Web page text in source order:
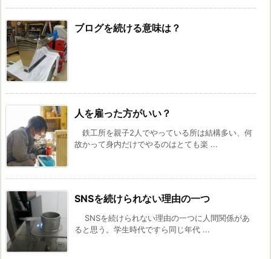
ブログを続ける意味は？
人を雇った方がいい？
鉄工所を親子2人でやっている所は結構多い、何
故かって身内だけでやるのはとても楽 ...
SNSを続けられない理由の一つ
SNSを続けられない理由の一つに人間関係があ
ると思う。学生時代ですら同じ年代 ...